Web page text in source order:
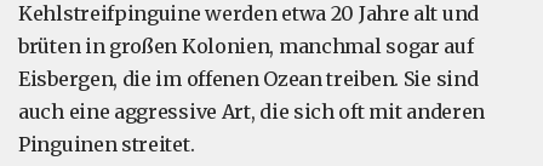
Kehlstreifpinguine werden etwa 20 Jahre alt und
brüten in großen Kolonien, manchmal sogar auf
Eisbergen, die im offenen Ozean treiben. Sie sind
auch eine aggressive Art, die sich oft mit anderen
Pinguinen streitet.